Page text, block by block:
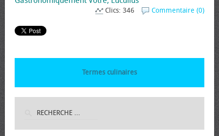
Commentaire (0)
Clics: 346
Termes culinaires